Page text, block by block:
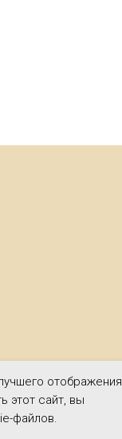
отображения
этот сайт, вы
файлов.